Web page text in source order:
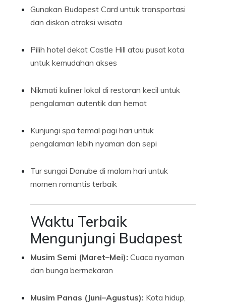
Gunakan Budapest Card untuk transportasi
dan diskon atraksi wisata
Pilih hotel dekat Castle Hill atau pusat kota
untuk kemudahan akses
Nikmati kuliner lokal di restoran kecil untuk
pengalaman autentik dan hemat
Kunjungi spa termal pagi hari untuk
pengalaman lebih nyaman dan sepi
Tur sungai Danube di malam hari untuk
momen romantis terbaik
Waktu Terbaik
Mengunjungi Budapest
Musim Semi (Maret–Mei): Cuaca nyaman
dan bunga bermekaran
Musim Panas (Juni–Agustus): Kota hidup,